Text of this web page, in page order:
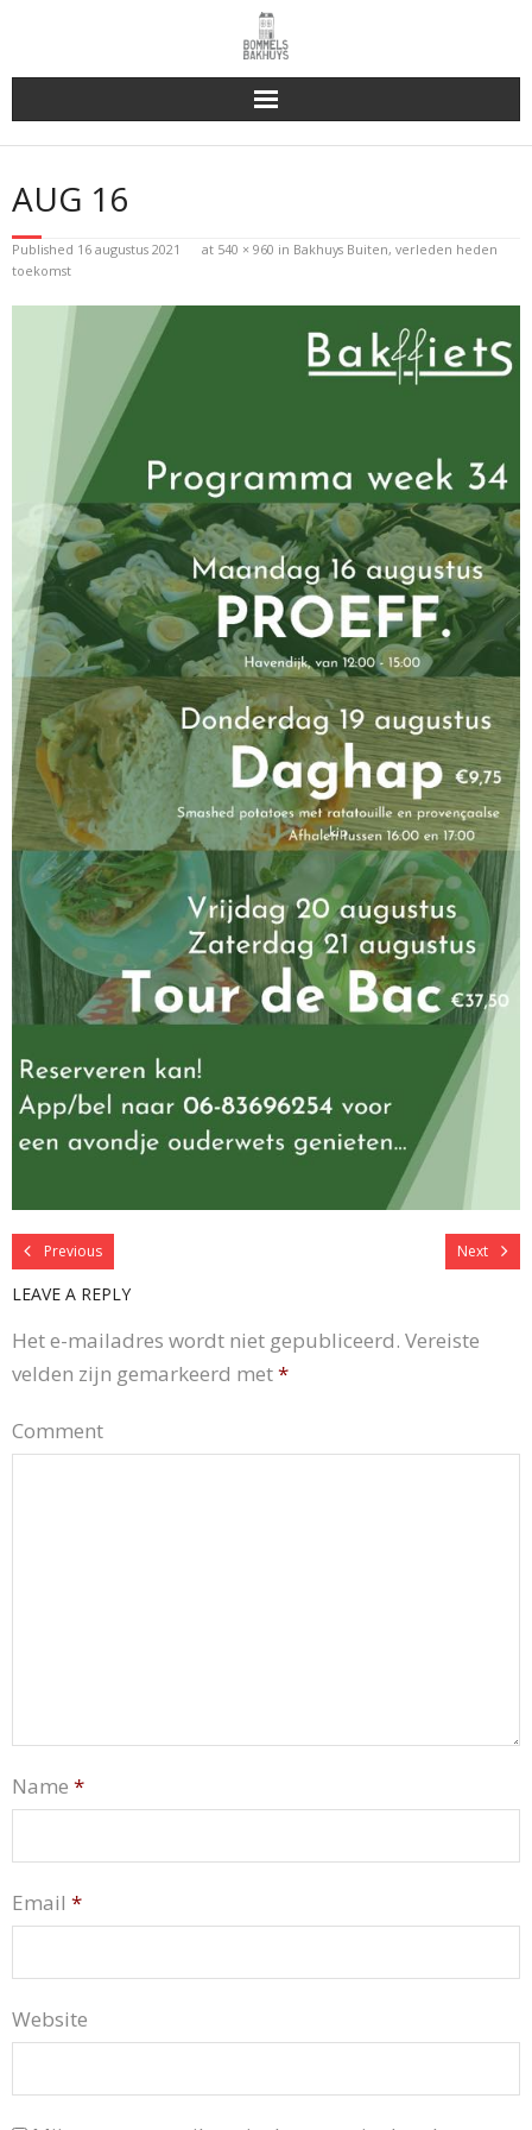
Bakhuys Buiten, verleden heden toekomst
Reserveren & Bestellen
Bommels Buiten
AUG 16
Published 16 augustus 2021 at 540 × 960 in Bakhuys Buiten, verleden heden
toekomst
Previous Next
LEAVE A REPLY
Het e-mailadres wordt niet gepubliceerd. Vereiste
velden zijn gemarkeerd met*
Comment
Name *
Email *
Website